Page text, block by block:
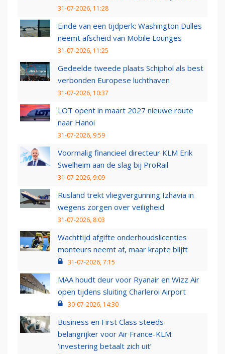
31-07-2026, 11:28
Einde van een tijdperk: Washington Dulles
neemt afscheid van Mobile Lounges
31-07-2026, 11:25
Gedeelde tweede plaats Schiphol als best
verbonden Europese luchthaven
31-07-2026, 10:37
LOT opent in maart 2027 nieuwe route
naar Hanoi
31-07-2026, 9:59
Voormalig financieel directeur KLM Erik
Swelheim aan de slag bij ProRail
31-07-2026, 9:09
Rusland trekt vliegvergunning Izhavia in
wegens zorgen over veiligheid
31-07-2026, 8:03
Wachttijd afgifte onderhoudslicenties
monteurs neemt af, maar krapte blijft
31-07-2026, 7:15
MAA houdt deur voor Ryanair en Wizz Air
open tijdens sluiting Charleroi Airport
30-07-2026, 14:30
Business en First Class steeds
belangrijker voor Air France-KLM:
‘investering betaalt zich uit’